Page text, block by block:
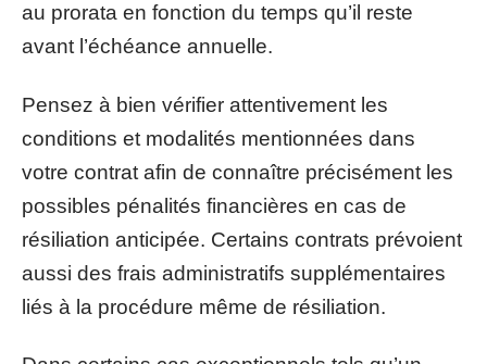
au prorata en fonction du temps qu’il reste
avant l’échéance annuelle.
Pensez à bien vérifier attentivement les
conditions et modalités mentionnées dans
votre contrat afin de connaître précisément les
possibles pénalités financières en cas de
résiliation anticipée. Certains contrats prévoient
aussi des frais administratifs supplémentaires
liés à la procédure même de résiliation.